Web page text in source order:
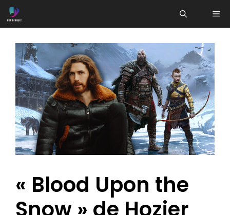
Aller
au
« Blood Upon the